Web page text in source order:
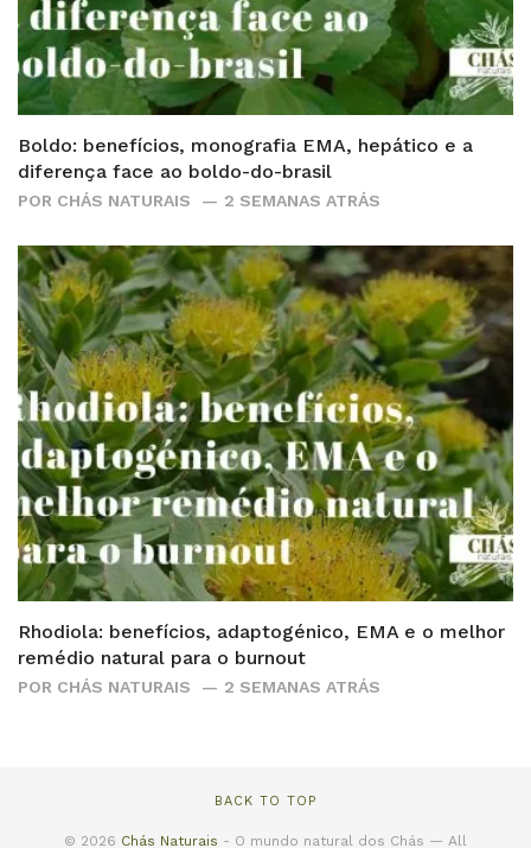
Boldo: benefícios, monografia EMA, hepático e a
diferença face ao boldo-do-brasil
POR CHÁS NATURAIS 2 SEMANAS ATRÁS
Rhodiola: benefícios, adaptogénico, EMA e o melhor
remédio natural para o burnout
POR CHÁS NATURAIS 2 SEMANAS ATRÁS
BACK TO TOP
© 2026 Chás Naturais - O mundo natural dos Chás — All